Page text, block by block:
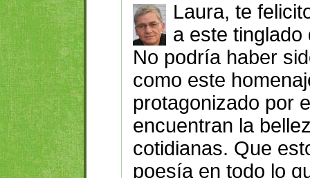
Laura, te
a este
No podría haber
como este
protagonizado por
encuentran la
cotidianas. Que
poesía en todo lo